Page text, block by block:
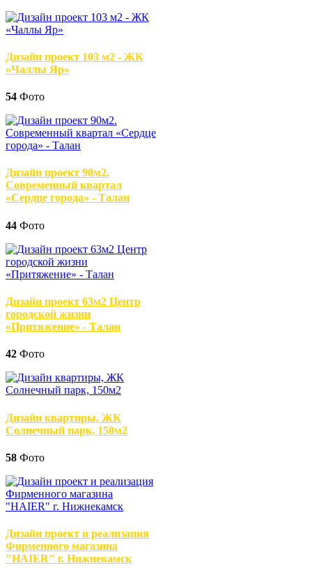
Дизайн проект 103 м2 - ЖК
«Чаллы Яр»
54 Фото
Дизайн проект 90м2.
Современный квартал
«Сердце города» - Талан
44 Фото
Дизайн проект 63м2 Центр
городской жизни
«Притяжение» - Талан
42 Фото
Дизайн квартиры, ЖК
Солнечный парк, 150м2
58 Фото
Дизайн проект и реализация
Фирменного магазина
"HAIER" г. Нижнекамск